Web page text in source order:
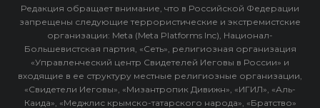
Редакция обращает внимание, что в Российской Федерации
запрещены следующие террористические и экстремистские
организации: Meta (Meta Platforms Inc), Национал-
Большевистская партия, «Сеть», религиозная организация
«Управленческий центр Свидетелей Иеговы в России» и
входящие в ее структуру местные религиозные организации,
«Свидетели Иеговы», «Мизантропик Дивижн», «ИГИЛ», «Аль-
Каида», «Меджлис крымско-татарского народа», «Братство»